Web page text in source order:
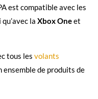
est compatible avec les
la Xbox Oneet
tous les volants
ensemble de produits de